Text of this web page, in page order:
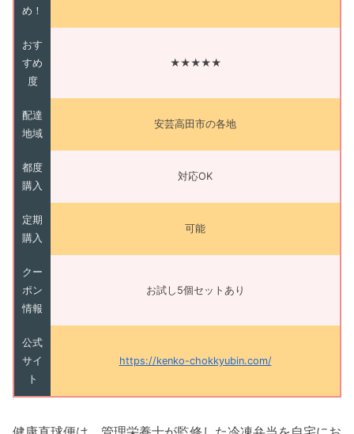
め！
おす
すめ
度
★★★★★
配達
地域
安芸高田市の各地
都度
購入
対応OK
定期
購入
可能
クー
ポン
情報
お試し5個セットあり
公式
サイ
ト
https://kenko-chokkyubin.com/